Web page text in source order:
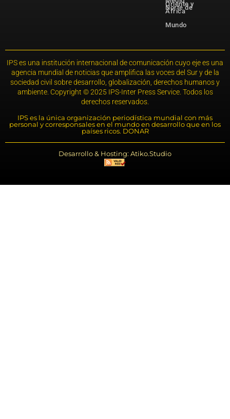
Oriente y
Norte de
África
Mundo
IPS es una institución internacional de comunicación cuyo eje es una
agencia mundial de noticias que amplifica las voces del Sur y de la
sociedad civil sobre desarrollo, globalización, derechos humanos y
ambiente. Copyright © 2025 IPS-Inter Press Service. Todos los
derechos reservados.
IPS es la única organización periodística mundial con más
personal y corresponsales en el mundo en desarrollo que en los
países ricos. DONAR
Desarrollo & Hosting: Atiko.Studio